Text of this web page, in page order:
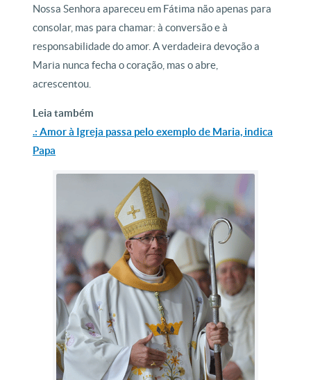
Nossa Senhora apareceu em Fátima não apenas para
consolar, mas para chamar: à conversão e à
responsabilidade do amor. A verdadeira devoção a
Maria nunca fecha o coração, mas o abre,
acrescentou.
Leia também
.: Amor à Igreja passa pelo exemplo de Maria, indica
Papa